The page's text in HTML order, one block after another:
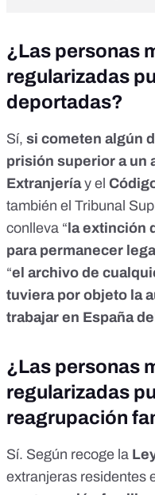
¿Las personas
regularizadas
deportadas?
Sí, si cometen algún
prisión superior a un
Extranjería y el
también el Tribunal
conlleva “la extinción
para permanecer
“el archivo de
tuviera por objeto la
trabajar en España
¿Las personas
regularizadas
reagrupación
Sí. Según recoge la
extranjeras residentes